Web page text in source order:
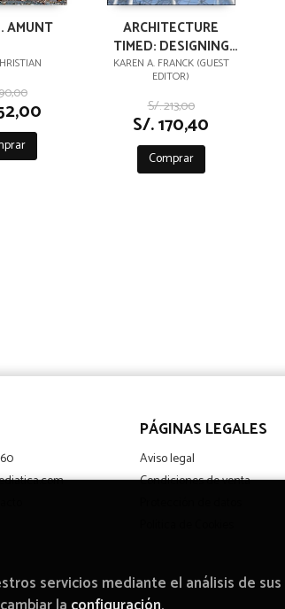
AMUNT
ARCHITECTURE
TIMED: DESIGNING
WITH TIME IN MIND
KAREN A. FRANCK (GUEST
EDITOR)
S/. 213,00
S/. 170,40
Comprar
PÁGINAS LEGALES
Aviso legal
Condiciones de venta
servicios mediante el análisis de sus